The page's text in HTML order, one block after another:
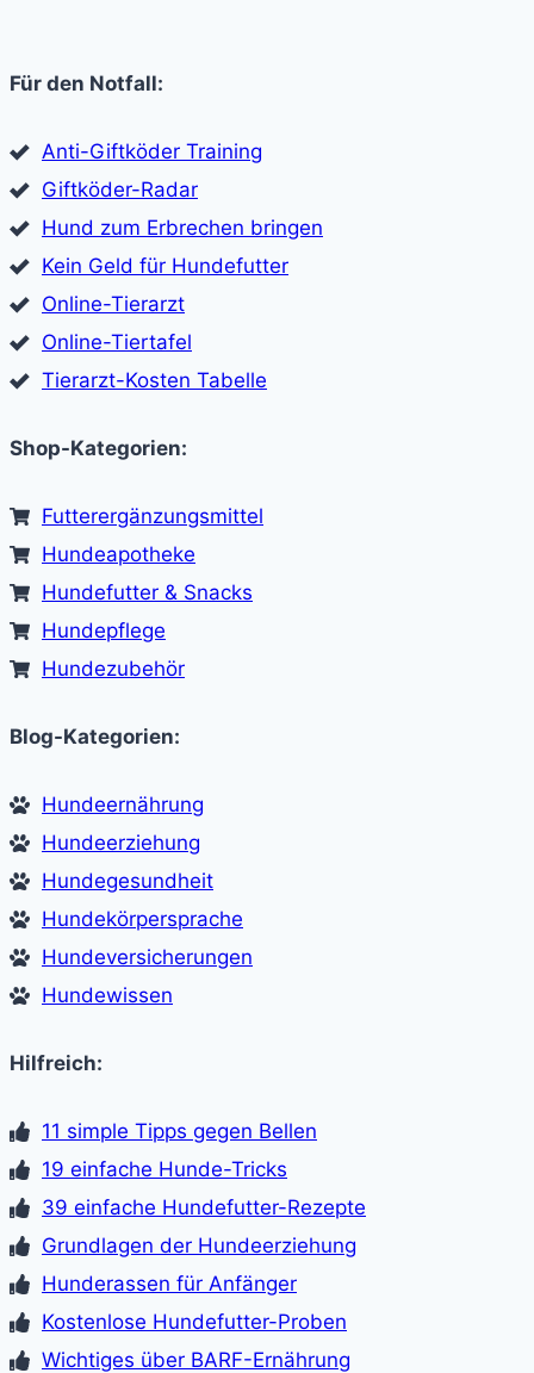
Für den Notfall:
Anti-Giftköder Training
Giftköder-Radar
Hund zum Erbrechen bringen
Kein Geld für Hundefutter
Online-Tierarzt
Online-Tiertafel
Tierarzt-Kosten Tabelle
Shop-Kategorien:
Futterergänzungsmittel
Hundeapotheke
Hundefutter & Snacks
Hundepflege
Hundezubehör
Blog-Kategorien:
Hundeernährung
Hundeerziehung
Hundegesundheit
Hundekörpersprache
Hundeversicherungen
Hundewissen
Hilfreich:
11 simple Tipps gegen Bellen
19 einfache Hunde-Tricks
39 einfache Hundefutter-Rezepte
Grundlagen der Hundeerziehung
Hunderassen für Anfänger
Kostenlose Hundefutter-Proben
Wichtiges über BARF-Ernährung